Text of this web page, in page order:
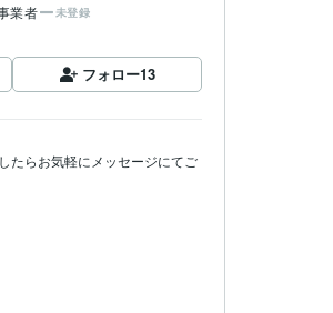
業者 未登録
フォロー13
たらお気軽にメッセージにてご